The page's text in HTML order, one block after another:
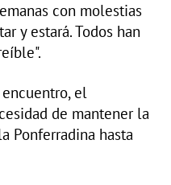
con molestias
y estará. Todos han
el
de mantener la
Ponferradina hasta